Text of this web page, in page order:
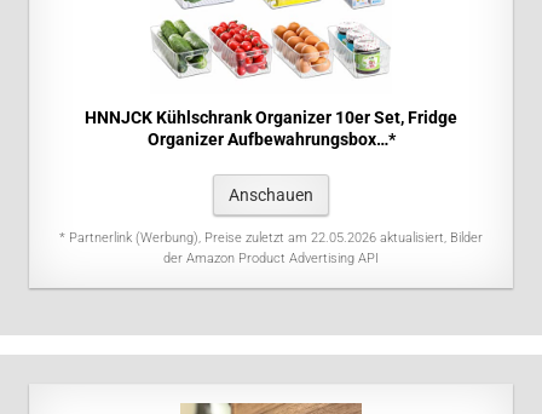
HNNJCK Kühlschrank Organizer 10er Set, Fridge
Organizer Aufbewahrungsbox…*
Anschauen
* Partnerlink (Werbung), Preise zuletzt am 22.05.2026 aktualisiert, Bilder
der Amazon Product Advertising API